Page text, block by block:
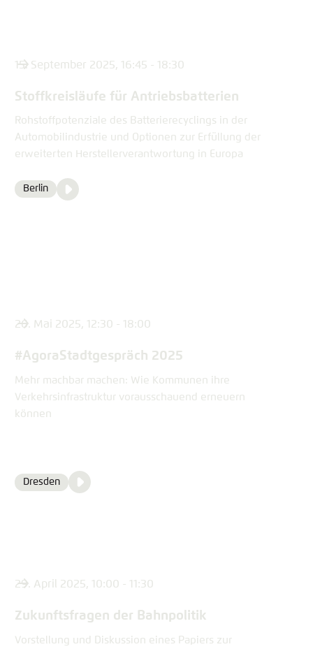
15. September 2025, 16:45 - 18:30
Stoffkreisläufe für Antriebsbatterien
Rohstoffpotenziale des Batterierecyclings in der
Automobilindustrie und Optionen zur Erfüllung der
erweiterten Herstellerverantwortung in Europa
Ort
Berlin
Media
Video
26. Mai 2025, 12:30 - 18:00
#AgoraStadtgespräch 2025
Mehr machbar machen: Wie Kommunen ihre
Verkehrsinfrastruktur vorausschauend erneuern
können
Ort
Dresden
Media
Video
29. April 2025, 10:00 - 11:30
Zukunftsfragen der Bahnpolitik
Vorstellung und Diskussion eines Papiers zur